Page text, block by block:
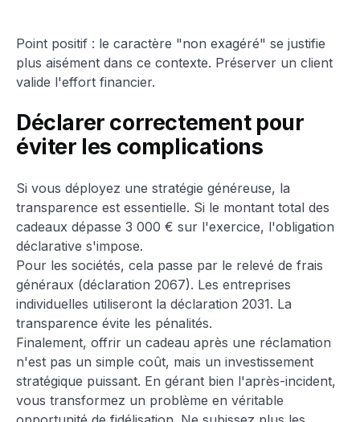
Point positif : le caractère "non exagéré" se justifie
plus aisément dans ce contexte. Préserver un client
valide l'effort financier.
Déclarer correctement pour
éviter les complications
Si vous déployez une stratégie généreuse, la
transparence est essentielle. Si le montant total des
cadeaux dépasse 3 000 € sur l'exercice, l'obligation
déclarative s'impose.
Pour les sociétés, cela passe par le relevé de frais
généraux (déclaration 2067). Les entreprises
individuelles utiliseront la déclaration 2031. La
transparence évite les pénalités.
Finalement, offrir un cadeau après une réclamation
n'est pas un simple coût, mais un investissement
stratégique puissant. En gérant bien l'après-incident,
vous transformez un problème en véritable